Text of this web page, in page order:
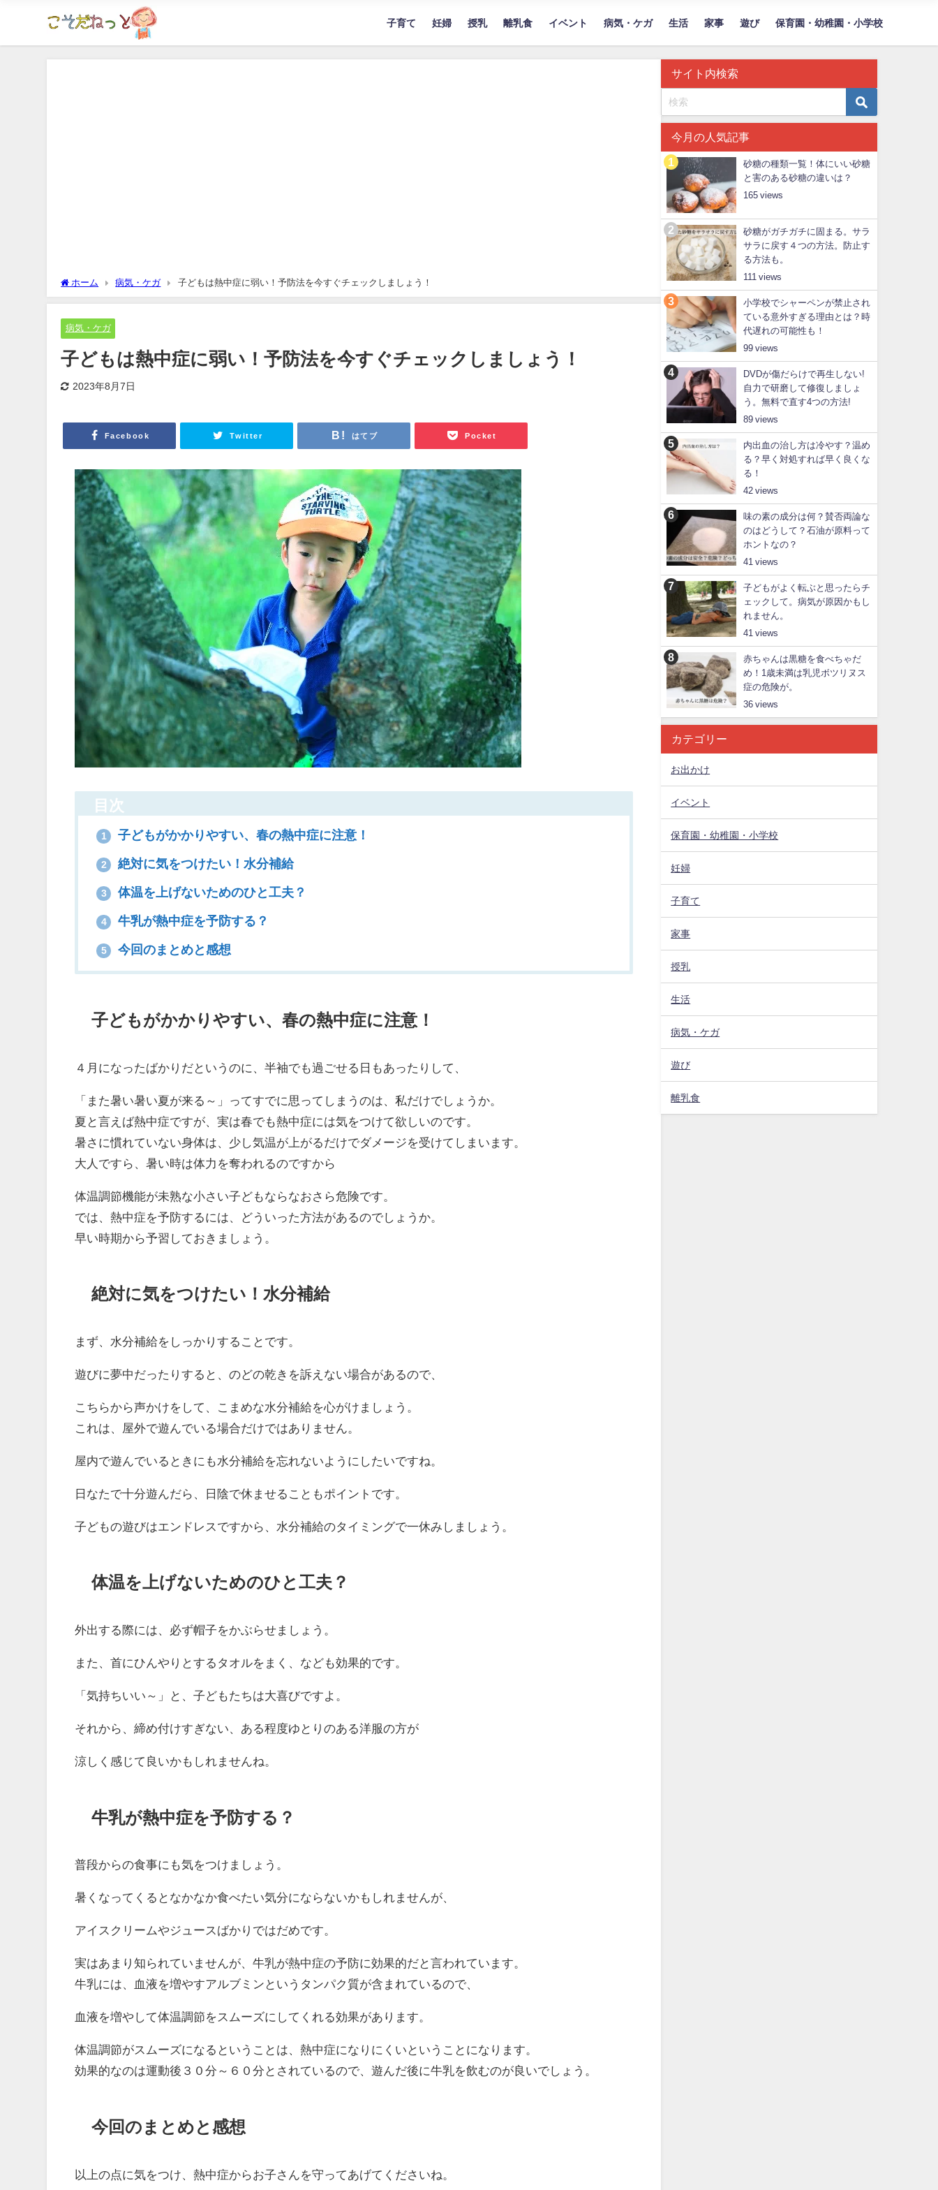
子育て 妊婦 授乳 離乳食 イベント 病気・ケガ 生活 家事 遊び 保育園・幼稚園・小学校
ホーム 病気・ケガ 子どもは熱中症に弱い！予防法を今すぐチェックしましょう！
病気・ケガ
子どもは熱中症に弱い！予防法を今すぐチェックしましょう！
2023年8月7日
Facebook Twitter はてブ Pocket
目次
1 子どもがかかりやすい、春の熱中症に注意！
2 絶対に気をつけたい！水分補給
3 体温を上げないためのひと工夫？
4 牛乳が熱中症を予防する？
5 今回のまとめと感想
子どもがかかりやすい、春の熱中症に注意！
４月になったばかりだというのに、半袖でも過ごせる日もあったりして、
「また暑い暑い夏が来る～」ってすでに思ってしまうのは、私だけでしょうか。
夏と言えば熱中症ですが、実は春でも熱中症には気をつけて欲しいのです。
暑さに慣れていない身体は、少し気温が上がるだけでダメージを受けてしまいます。
大人ですら、暑い時は体力を奪われるのですから
体温調節機能が未熟な小さい子どもならなおさら危険です。
では、熱中症を予防するには、どういった方法があるのでしょうか。
早い時期から予習しておきましょう。
絶対に気をつけたい！水分補給
まず、水分補給をしっかりすることです。
遊びに夢中だったりすると、のどの乾きを訴えない場合があるので、
こちらから声かけをして、こまめな水分補給を心がけましょう。
これは、屋外で遊んでいる場合だけではありません。
屋内で遊んでいるときにも水分補給を忘れないようにしたいですね。
日なたで十分遊んだら、日陰で休ませることもポイントです。
子どもの遊びはエンドレスですから、水分補給のタイミングで一休みしましょう。
体温を上げないためのひと工夫？
外出する際には、必ず帽子をかぶらせましょう。
また、首にひんやりとするタオルをまく、なども効果的です。
「気持ちいい～」と、子どもたちは大喜びですよ。
それから、締め付けすぎない、ある程度ゆとりのある洋服の方が
涼しく感じて良いかもしれませんね。
牛乳が熱中症を予防する？
普段からの食事にも気をつけましょう。
暑くなってくるとなかなか食べたい気分にならないかもしれませんが、
アイスクリームやジュースばかりではだめです。
実はあまり知られていませんが、牛乳が熱中症の予防に効果的だと言われています。
牛乳には、血液を増やすアルブミンというタンパク質が含まれているので、
血液を増やして体温調節をスムーズにしてくれる効果があります。
体温調節がスムーズになるということは、熱中症になりにくいということになります。
効果的なのは運動後３０分～６０分とされているので、遊んだ後に牛乳を飲むのが良いでしょう。
今回のまとめと感想
以上の点に気をつけ、熱中症からお子さんを守ってあげてくださいね。
サイト内検索
今月の人気記事
砂糖の種類一覧！体にいい砂糖
と害のある砂糖の違いは？
165
砂糖がガチガチに固まる。サラ
サラに戻す４つの方法。防止す
る方法も。
111
小学校でシャーペンが禁止され
ている意外すぎる理由とは？時
代遅れの可能性も！
99
DVDが傷だらけで再生しない!
自力で研磨して修復しましょ
う。無料で直す4つの方法!
89
内出血の治し方は冷やす？温め
る？早く対処すれば早く良くな
る！
42
味の素の成分は何？賛否両論な
のはどうして？石油が原料って
ホントなの？
41
子どもがよく転ぶと思ったらチ
ェックして。病気が原因かもし
れません。
41
赤ちゃんは黒糖を食べちゃだ
め！1歳未満は乳児ボツリヌス
症の危険が。
36
カテゴリー
お出かけ
イベント
保育園・幼稚園・小学校
妊婦
子育て
家事
授乳
生活
病気・ケガ
遊び
離乳食